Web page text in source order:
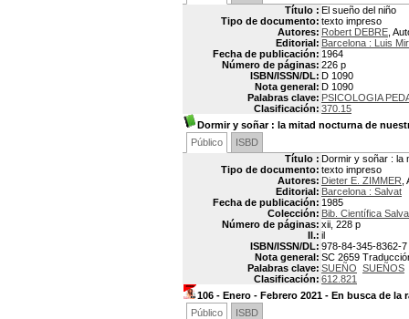
Título : El sueño del niño
Tipo de documento: texto impreso
Autores: Robert DEBRE ,
Editorial: Barcelona : Luis
Fecha de publicación: 1964
Número de páginas: 226 p
ISBN/ISSN/DL: D 1090
Nota general: D 1090
Palabras clave: PSICOLOGIA
Clasificación: 370.15
Dormir y soñar: la mitad nocturna de
Público
ISBD
Título : Dormir y soñar : la
Tipo de documento: texto impreso
Autores: Dieter E. ZIMMER
Editorial: Barcelona : Salvat
Fecha de publicación: 1985
Colección: Bib. Científica
Número de páginas: xii, 228 p
Il.: il
ISBN/ISSN/DL: 978-84-345-8362-7
Nota general: SC 2659
Palabras clave: SUEÑO SUEÑOS
Clasificación: 612.821
106 - Enero - Febrero 2021 - En busca de
Público
ISBD